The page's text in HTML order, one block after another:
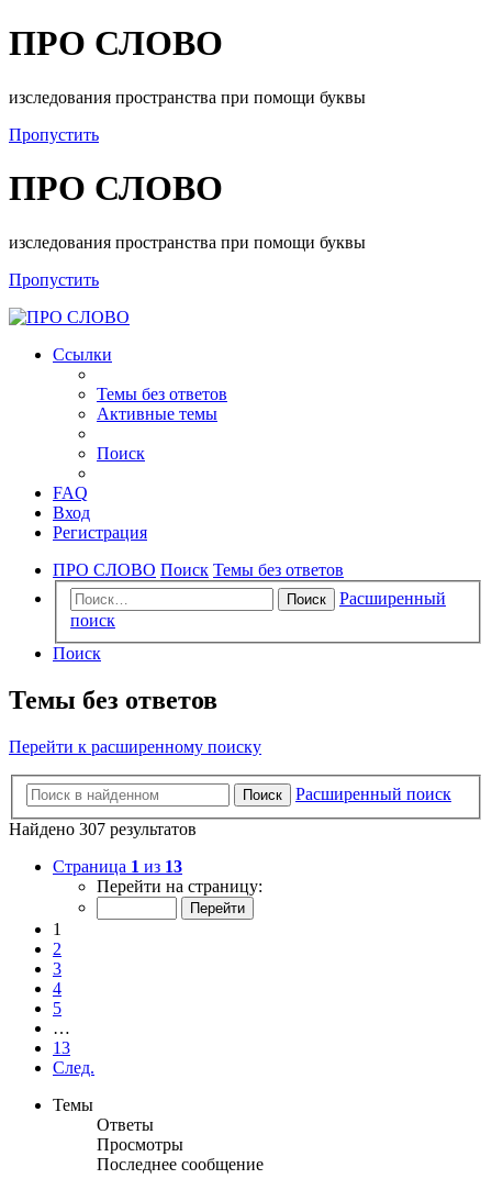
ПРО СЛОВО
изследования пространства при помощи буквы
Пропустить
ПРО СЛОВО
изследования пространства при помощи буквы
Пропустить
Ссылки
Темы без ответов
Активные темы
Поиск
FAQ
Вход
Регистрация
ПРО СЛОВО Поиск Темы без ответов
Поиск
Расширенный
поиск
Поиск
Темы без ответов
Перейти к расширенному поиску
Поиск
Расширенный поиск
Найдено 307 результатов
Страница 1 из 13
Перейти на страницу:
1
2
3
4
5
…
13
След.
Темы
Ответы
Просмотры
Последнее сообщение